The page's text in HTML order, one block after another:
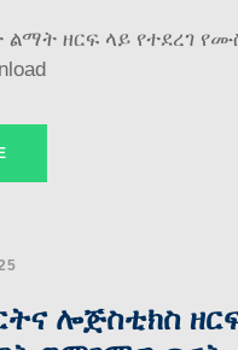
ዘርፍ ላይ የተደረገ
ሎጅስቲክስ